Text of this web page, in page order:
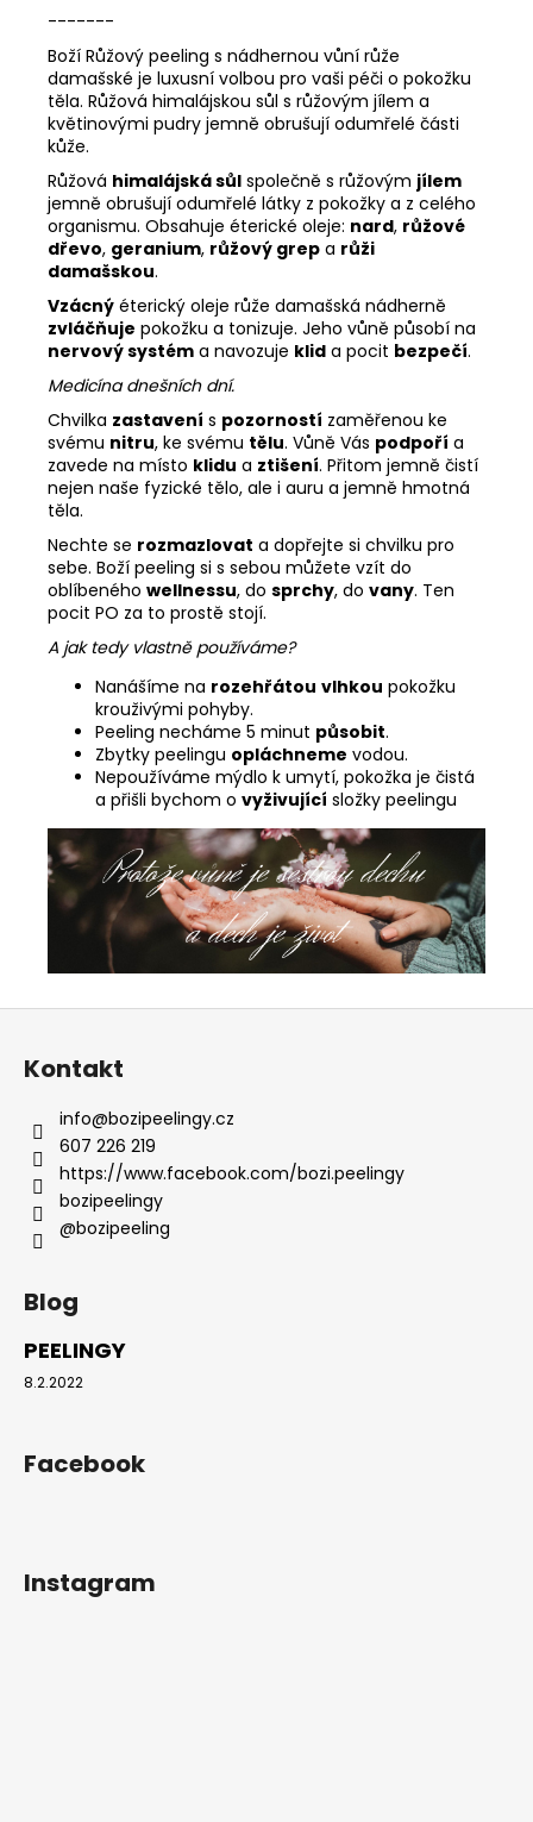
-------
Boží Růžový peeling s nádhernou vůní růže
damašské je luxusní volbou pro vaši péči o pokožku
těla. Růžová himalájskou sůl s růžovým jílem a
květinovými pudry jemně obrušují odumřelé části
kůže.
Růžová himalájská sůl společně s růžovým jílem
jemně obrušují odumřelé látky z pokožky a z celého
organismu. Obsahuje éterické oleje: nard, růžové
dřevo, geranium, růžový grep a růži
damašskou.
Vzácný éterický oleje růže damašská nádherně
zvláčňuje pokožku a tonizuje. Jeho vůně působí na
nervový systém a navozuje klid a pocit bezpečí.
Medicína dnešních dní.
Chvilka zastavení s pozorností zaměřenou ke
svému nitru, ke svému tělu. Vůně Vás podpoří a
zavede na místo klidu a ztišení. Přitom jemně čistí
nejen naše fyzické tělo, ale i auru a jemně hmotná
těla.
Nechte se rozmazlovat a dopřejte si chvilku pro
sebe. Boží peeling si s sebou můžete vzít do
oblíbeného wellnessu, do sprchy, do vany. Ten
pocit PO za to prostě stojí.
A jak tedy vlastně používáme?
Nanášíme na rozehřátou vlhkou pokožku
krouživými pohyby.
Peeling necháme 5 minut působit.
Zbytky peelingu opláchneme vodou.
Nepoužíváme mýdlo k umytí, pokožka je čistá
a přišli bychom o vyživující složky peelingu
Kontakt
info@bozipeelingy.cz
607 226 219
https://www.facebook.com/bozi.peelingy
bozipeelingy
@bozipeeling
PEELINGY
8.2.2022
Facebook
Instagram